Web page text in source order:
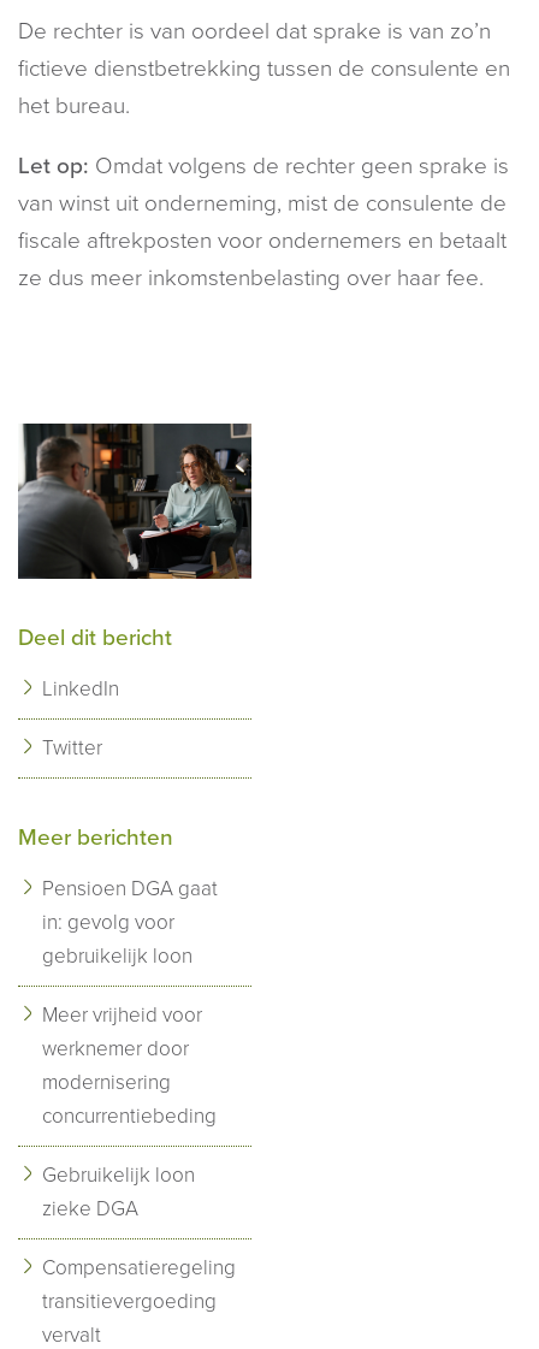
De rechter is van oordeel dat sprake is van zo’n
fictieve dienstbetrekking tussen de consulente en
het bureau.
Let op: Omdat volgens de rechter geen sprake is
van winst uit onderneming, mist de consulente de
fiscale aftrekposten voor ondernemers en betaalt
ze dus meer inkomstenbelasting over haar fee.
Deel dit bericht
LinkedIn
Twitter
Meer berichten
Pensioen DGA gaat
in: gevolg voor
gebruikelijk loon
Meer vrijheid voor
werknemer door
modernisering
concurrentiebeding
Gebruikelijk loon
zieke DGA
Compensatieregeling
transitievergoeding
vervalt